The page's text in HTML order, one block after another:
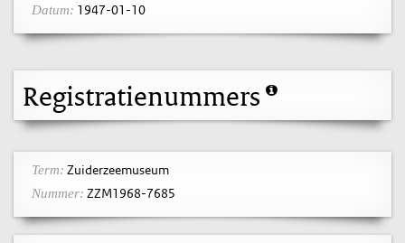
Datum: 1947-01-10
Registratienummers
Term: Zuiderzeemuseum
Nummer: ZZM1968-7685